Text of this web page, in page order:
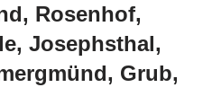
Rosenhof,
Josephsthal,
Grub,